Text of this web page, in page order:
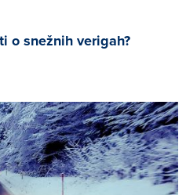
o snežnih verigah?